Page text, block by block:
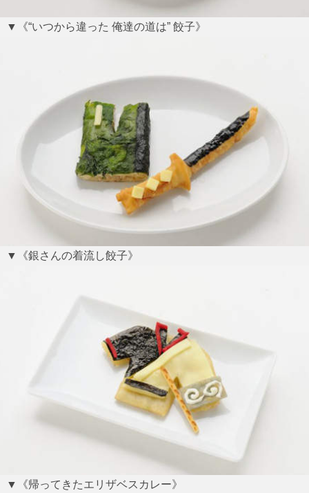
▼《“いつから違った 俺達の道は” 餃子》
▼《銀さんの着流し餃子》
▼《帰ってきたエリザベスカレー》